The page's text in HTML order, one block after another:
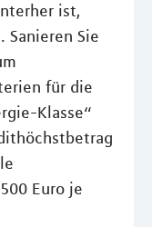
ist,
Sanieren Sie
für die
Klasse“
Euro je